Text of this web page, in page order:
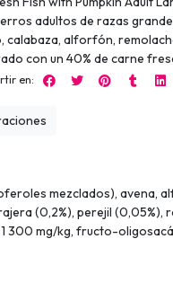
adultos de razas
calabaza, alforfón,
con un 40% de carne
en:
mezclados), avena,
(0,2%), perejil (0,05%),
300 mg/kg, fructo-